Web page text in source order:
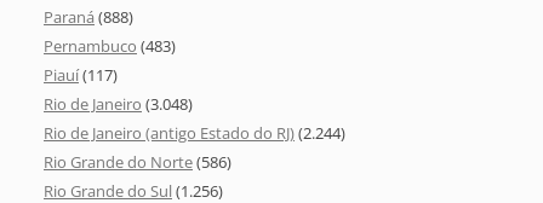
Paraná (888)
Pernambuco (483)
Piauí(117)
Rio de Janeiro (3.048)
Rio de Janeiro (antigo Estado do RJ)(2.244)
Rio Grande do Norte(586)
Rio Grande do Sul(1.256)